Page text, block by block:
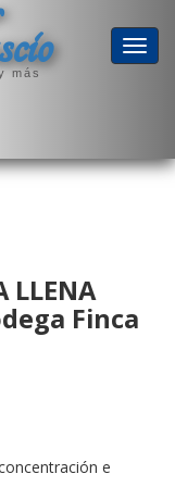
más
LLENA
Finca
e